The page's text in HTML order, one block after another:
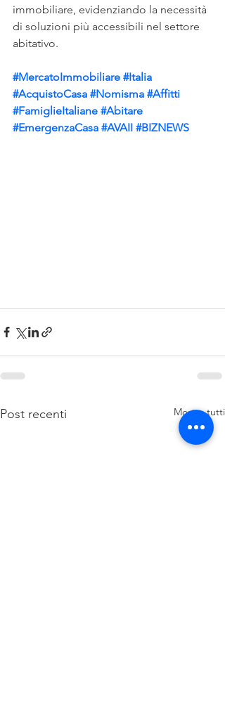
immobiliare, evidenziando la necessità
di soluzioni più accessibili nel settore
abitativo.
#MercatoImmobiliare #Italia
#AcquistoCasa #Nomisma #Affitti
#FamiglieItaliane #Abitare
#EmergenzaCasa #AVAII #BIZNEWS
Post recenti Mostra tutti